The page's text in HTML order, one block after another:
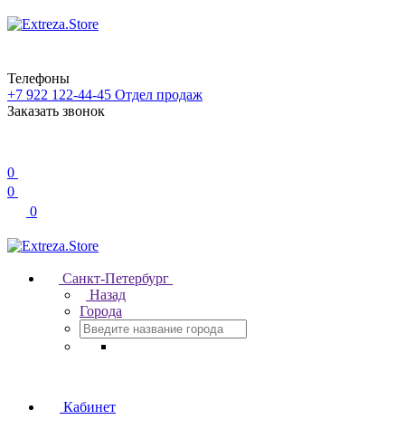
Телефоны
+7 922 122-44-45 Отдел продаж
Заказать звонок
0
0
0
Санкт-Петербург
Назад
Города
Кабинет